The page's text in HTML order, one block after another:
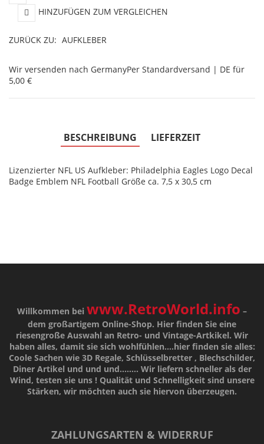
HINZUFÜGEN ZUM VERGLEICHEN
ZURÜCK ZU: AUFKLEBER
Wir versenden nach GermanyPer Standardversand | DE für
5,00 €
BESCHREIBUNG LIEFERZEIT
Lizenzierter NFL US Aufkleber: Philadelphia Eagles Logo Decal
Badge Emblem NFL Football Größe ca. 7,5 x 30,5 cm
Willkommen bei www.RetroWorld.info –
dem großartigem Online-Shop. Hier finden Sie eine
riesengroße Auswahl an Retro- und Vintage-Artkikel. Wir
haben alles, damit sie sich wohlfühlen....hier finden sie alles:
Coole Sachen wie 3D Regale, Schlüsselbretter , Blechschilder,
Diner Artikel und und und........ Wir liefern schneller als der
Wind, testen sie uns ! Qualitätund Schnelligkeitsind unsere
Stärken, wir möchten auch sie hiervon überzeugen.
ZAHLUNGSARTEN & WIDERRUF